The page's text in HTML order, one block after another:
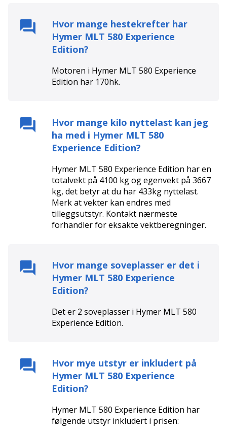
Hvor mange hestekrefter har
Hymer MLT 580 Experience
Edition?
Motoren i Hymer MLT 580 Experience
Edition har 170hk.
Hvor mange kilo nyttelast kan jeg
ha med i Hymer MLT 580
Experience Edition?
Hymer MLT 580 Experience Edition har en
totalvekt på 4100 kg og egenvekt på 3667
kg, det betyr at du har 433kg nyttelast.
Merk at vekter kan endres med
tilleggsutstyr. Kontakt nærmeste
forhandler for eksakte vektberegninger.
Hvor mange soveplasser er det i
Hymer MLT 580 Experience
Edition?
Det er 2 soveplasser i Hymer MLT 580
Experience Edition.
Hvor mye utstyr er inkludert på
Hymer MLT 580 Experience
Edition?
Hymer MLT 580 Experience Edition har
følgende utstyr inkludert i prisen: